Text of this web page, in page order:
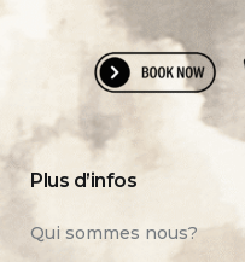
Plus d’infos
Qui sommes nous?